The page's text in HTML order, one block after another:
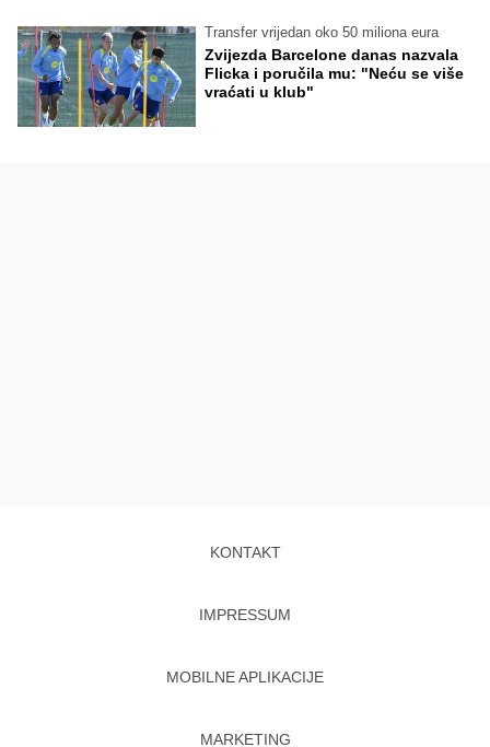
Transfer vrijedan oko 50 miliona eura
Zvijezda Barcelone danas nazvala
Flicka i poručila mu: "Neću se više
vraćati u klub"
KONTAKT
IMPRESSUM
MOBILNE APLIKACIJE
MARKETING